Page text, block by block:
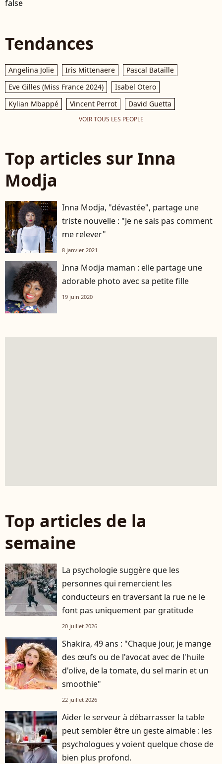
false
Tendances
Angelina Jolie Iris Mittenaere
Pascal Bataille
Eve Gilles (Miss France 2024)
Isabel Otero
Kylian Mbappé
Vincent Perrot David Guetta
VOIR TOUS LES PEOPLE
Top articles sur Inna
Modja
Inna Modja, "dévastée", partage une
triste nouvelle : "Je ne sais pas comment
me relever"
8 janvier 2021
Inna Modja maman : elle partage une
adorable photo avec sa petite fille
19 juin 2020
Top articles de la
semaine
La psychologie suggère que les
personnes qui remercient les
conducteurs en traversant la rue ne le
font pas uniquement par gratitude
20 juillet 2026
Shakira, 49 ans : "Chaque jour, je mange
des œufs ou de l'avocat avec de l'huile
d'olive, de la tomate, du sel marin et un
smoothie"
22 juillet 2026
Aider le serveur à débarrasser la table
peut sembler être un geste aimable : les
psychologues y voient quelque chose de
bien plus profond.